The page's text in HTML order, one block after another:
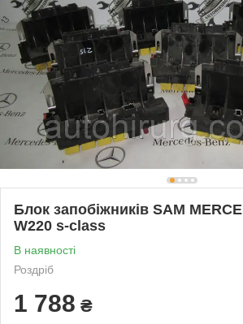
Блок запобіжників SAM
W220 s-class
В наявності
Роздріб
1 788 ₴